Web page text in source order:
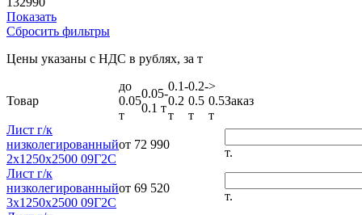
Показать
Сбросить фильтры
Цены указаны с НДС в рублях, за т
Товар
до
0.05
т
0.05-
0.1 т
0.1-
0.2
т
0.2-
0.5
т
>
0.5
т
Заказ
Лист г/к
низколегированный
2х1250х2500 09Г2С
от 72 990
т.
Лист г/к
низколегированный
3х1250х2500 09Г2С
от 69 520
т.